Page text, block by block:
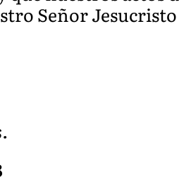
Señor